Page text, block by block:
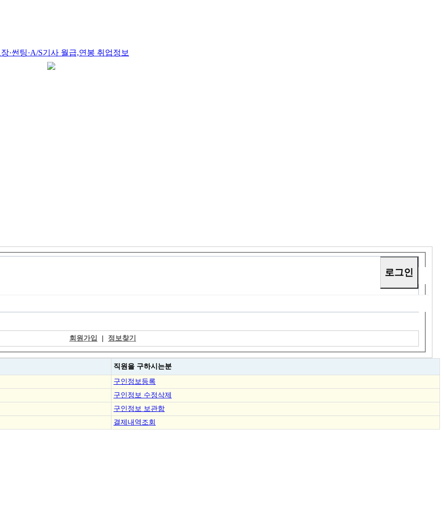
회원가입 | 정보찾기
직원을 구하시는분
구인정보등록
구인정보 수정삭제
구인정보 보관함
결제내역조회